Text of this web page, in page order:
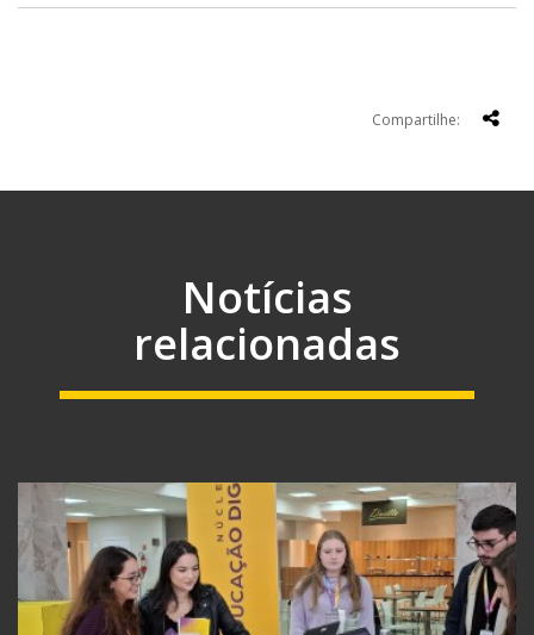
Compartilhe:
Notícias
relacionadas